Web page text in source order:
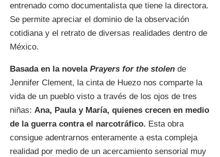
entrenado como documentalista que tiene la directora.
Se permite apreciar el dominio de la observación
cotidiana y el retrato de diversas realidades dentro de
México.
Basada en la novela Prayers for the stolen de
Jennifer Clement, la cinta de Huezo nos comparte la
vida de un pueblo visto a través de los ojos de tres
niñas: Ana, Paula y María, quienes crecen en medio
de la guerra contra el narcotráfico. Esta obra
consigue adentrarnos enteramente a esta compleja
realidad por medio de un acercamiento sensorial muy